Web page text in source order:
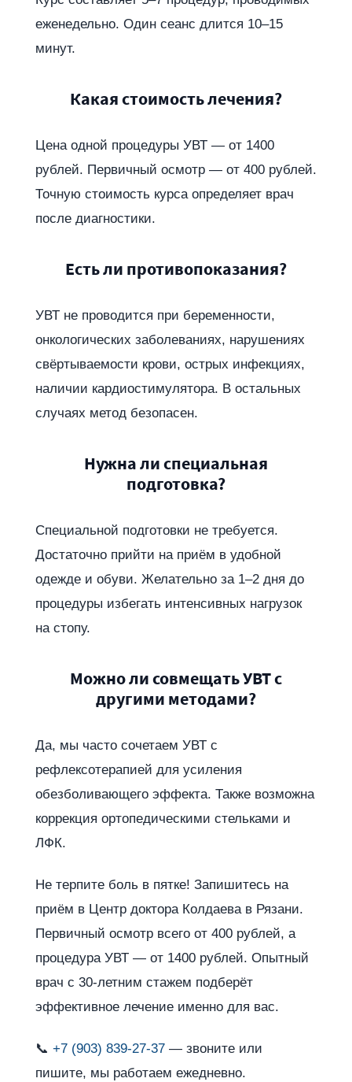
еженедельно. Один сеанс длится 10–15
минут.
Какая стоимость лечения?
Цена одной процедуры УВТ — от 1400
рублей. Первичный осмотр — от 400 рублей.
Точную стоимость курса определяет врач
после диагностики.
Есть ли противопоказания?
УВТ не проводится при беременности,
онкологических заболеваниях, нарушениях
свёртываемости крови, острых инфекциях,
наличии кардиостимулятора. В остальных
случаях метод безопасен.
Нужна ли специальная
подготовка?
Специальной подготовки не требуется.
Достаточно прийти на приём в удобной
одежде и обуви. Желательно за 1–2 дня до
процедуры избегать интенсивных нагрузок
на стопу.
Можно ли совмещать УВТ с
другими методами?
Да, мы часто сочетаем УВТ с
рефлексотерапией для усиления
обезболивающего эффекта. Также возможна
коррекция ортопедическими стельками и
ЛФК.
Не терпите боль в пятке! Запишитесь на
приём в Центр доктора Колдаева в Рязани.
Первичный осмотр всего от 400 рублей, а
процедура УВТ — от 1400 рублей. Опытный
врач с 30-летним стажем подберёт
эффективное лечение именно для вас.
📞 +7 (903) 839-27-37— звоните или
пишите, мы работаем ежедневно.